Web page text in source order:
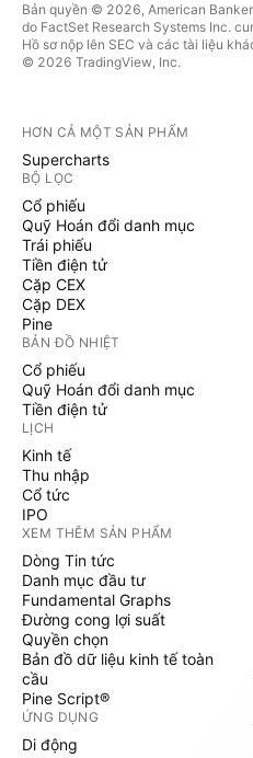
Bản quyền © 2026, American
do FactSet Research Systems Inc.
Hồ sơ nộp lên SEC và các tài liệu
© 2026 TradingView, Inc.
HƠN CẢ MỘT SẢN PHẨM
Supercharts
BỘ LỌC
Cổ phiếu
Quỹ Hoán đổi danh mục
Trái phiếu
Tiền điện tử
Cặp CEX
Cặp DEX
Pine
BẢN ĐỒ NHIỆT
Cổ phiếu
Quỹ Hoán đổi danh mục
Tiền điện tử
LỊCH
Kinh tế
Thu nhập
Cổ tức
IPO
XEM THÊM SẢN PHẨM
Dòng Tin tức
Danh mục đầu tư
Fundamental Graphs
Đường cong lợi suất
Quyền chọn
Bản đồ dữ liệu kinh tế toàn
cầu
Pine Script®
ỨNG DỤNG
Di động